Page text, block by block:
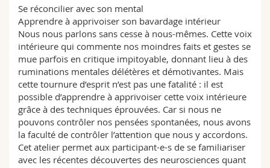
MyUnifr
Se réconcilier avec son mental
Apprendre à apprivoiser son bavardage intérieur
Nous nous parlons sans cesse à nous-mêmes. Cette voix
intérieure qui commente nos moindres faits et gestes se
mue parfois en critique impitoyable, donnant lieu à des
ruminations mentales délétères et démotivantes. Mais
cette tournure d’esprit n’est pas une fatalité : il est
possible d’apprendre à apprivoiser cette voix intérieure
grâce à des techniques éprouvées. Car si nous ne
pouvons contrôler nos pensées spontanées, nous avons
la faculté de contrôler l’attention que nous y accordons.
Cet atelier permet aux participant-e-s de se familiariser
avec les récentes découvertes des neurosciences quant